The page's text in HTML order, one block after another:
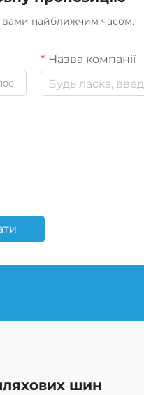
вами найближчим часом.
Назва компанії
шин